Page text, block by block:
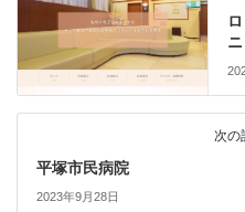
次の
平塚市民病院
2023年9月28日